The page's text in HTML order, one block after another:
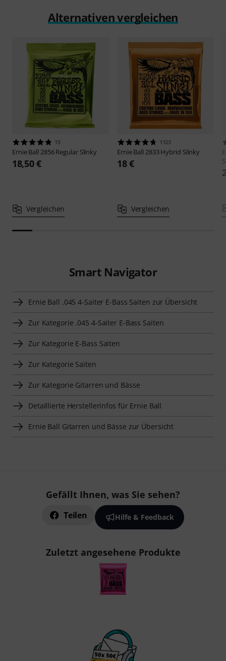
Alternativen vergleichen
15
Ernie Ball 2856 Regular Slinky
18,50 €
Vergleichen
1123
Ernie Ball 2833 Hybrid Slinky
18 €
Vergleichen
Smart Navigator
Ernie Ball .045 4-Saiter E-Bass Saiten zur Übersicht
Zur Kategorie .045 4-Saiter E-Bass Saiten
Zur Kategorie E-Bass Saiten
Zur Kategorie Saiten
Zur Kategorie Gitarren und Bässe
Detaillierte Herstellerinfos für Ernie Ball
Ernie Ball Gitarren und Bässe zur Übersicht
Gefällt Ihnen, was Sie sehen?
Teilen Hilfe & Feedback
Zuletzt angesehene Produkte